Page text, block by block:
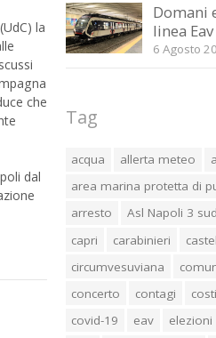
la
che
dal
Domani
linea
6 Agosto
Tag
acqua allerta meteo
area marina protetta di
arresto
Asl Napoli 3 sud
capri
carabinieri
circumvesuviana
concerto
contagi
covid-19
eav elezioni